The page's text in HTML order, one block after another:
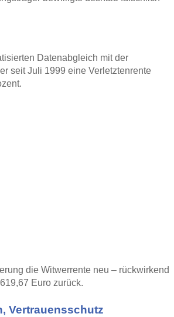
Datenabgleich mit der
seit Juli 1999 eine Verletztenrente
die Witwerrente neu – rückwirkend
Euro zurück.
Vertrauensschutz